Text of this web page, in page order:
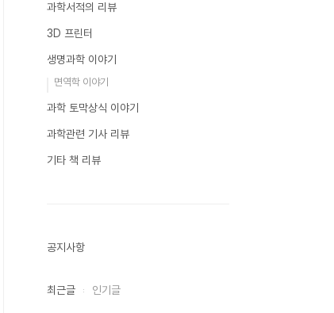
과학서적의 리뷰
3D 프린터
생명과학 이야기
면역학 이야기
과학 토막상식 이야기
과학관련 기사 리뷰
기타 책 리뷰
공지사항
최근글 인기글